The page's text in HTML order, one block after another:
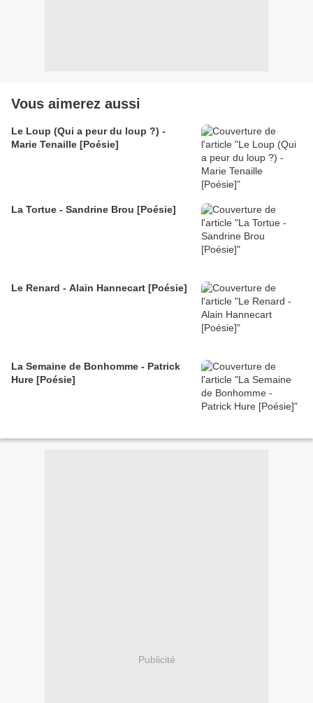
Vous aimerez aussi
Le Loup (Qui a peur du loup ?) -
Marie Tenaille [Poésie]
La Tortue - Sandrine Brou [Poésie]
Le Renard - Alain Hannecart [Poésie]
La Semaine de Bonhomme - Patrick
Hure [Poésie]
Publicité